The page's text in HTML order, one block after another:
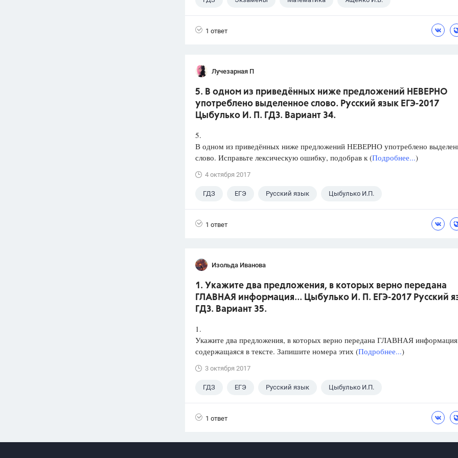
1 ответ
Лучезарная П
5. В одном из приведённых ниже предложений НЕВЕРНО
употреблено выделенное слово. Русский язык ЕГЭ-2017
Цыбулько И. П. ГДЗ. Вариант 34.
5.
В одном из приведённых ниже предложений НЕВЕРНО употреблено
слово. Исправьте лексическую ошибку, подобрав к (Подробнее...)
4 октября 2017
ГДЗ ЕГЭ Русский язык Цыбулько И.П.
1 ответ
Изольда Иванова
1. Укажите два предложения, в которых верно передана
ГЛАВНАЯ информация... Цыбулько И. П. ЕГЭ-2017 Русский
ГДЗ. Вариант 35.
1.
Укажите два предложения, в которых верно передана ГЛАВНАЯ
содержащаяся в тексте. Запишите номера этих (Подробнее...)
3 октября 2017
ГДЗ ЕГЭ Русский язык Цыбулько И.П.
1 ответ